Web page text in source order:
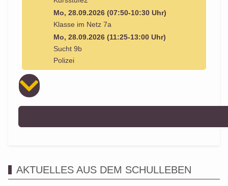
Mo, 28.09.2026 (07:50-10:30 Uhr)
Klasse im Netz 7a
Mo, 28.09.2026 (11:25-13:00 Uhr)
Sucht 9b
Polizei
AKTUELLES AUS DEM SCHULLEBEN